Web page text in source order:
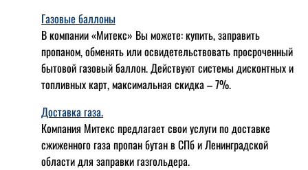
Газовые баллоны
В компании «Митекс» Вы можете: купить, заправить
пропаном, обменять или освидетельствовать просроченный
бытовой газовый баллон. Действуют системы дисконтных и
топливных карт, максимальная скидка – 7%.
Доставка газа.
Компания Митекс предлагает свои услуги по доставке
сжиженного газа пропан бутан в СПб и Ленинградской
области для заправки газгольдера.